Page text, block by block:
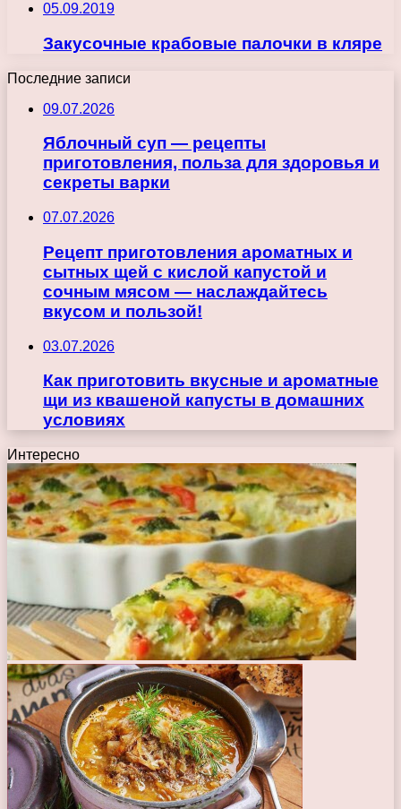
05.09.2019
Закусочные крабовые палочки в кляре
Последние записи
09.07.2026
Яблочный суп — рецепты
приготовления, польза для здоровья и
секреты варки
07.07.2026
Рецепт приготовления ароматных и
сытных щей с кислой капустой и
сочным мясом — наслаждайтесь
вкусом и пользой!
03.07.2026
Как приготовить вкусные и ароматные
щи из квашеной капусты в домашних
условиях
Интересно